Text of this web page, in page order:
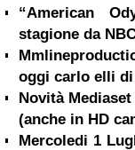
“American
stagione da
oggi carlo elli di
Novità
(anche in HD
Mercoledi 1